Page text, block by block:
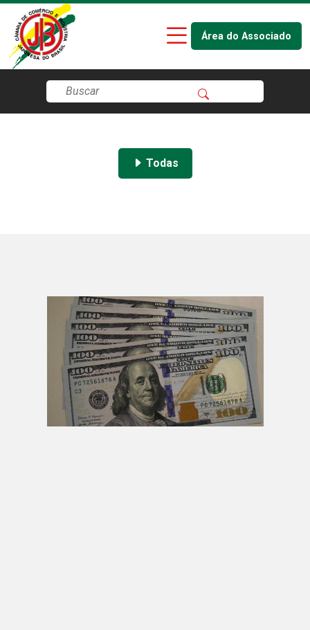
Área do Associado
Todas